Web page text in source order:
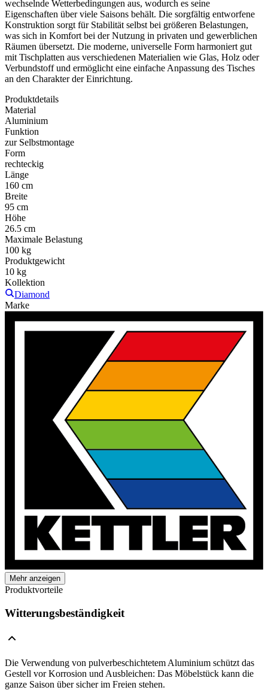
wechselnde Wetterbedingungen aus, wodurch es seine
Eigenschaften über viele Saisons behält. Die sorgfältig entworfene
Konstruktion sorgt für Stabilität selbst bei größeren Belastungen,
was sich in Komfort bei der Nutzung in privaten und gewerblichen
Räumen übersetzt. Die moderne, universelle Form harmoniert gut
mit Tischplatten aus verschiedenen Materialien wie Glas, Holz oder
Verbundstoff und ermöglicht eine einfache Anpassung des Tisches
an den Charakter der Einrichtung.
Produktdetails
Material
Aluminium
Funktion
zur Selbstmontage
Form
rechteckig
Länge
160 cm
Breite
95 cm
Höhe
26.5 cm
Maximale Belastung
100 kg
Produktgewicht
10 kg
Kollektion
Diamond
Marke
Mehr anzeigen
Produktvorteile
Witterungsbeständigkeit
Die Verwendung von pulverbeschichtetem Aluminium schützt das
Gestell vor Korrosion und Ausbleichen: Das Möbelstück kann die
ganze Saison über sicher im Freien stehen.